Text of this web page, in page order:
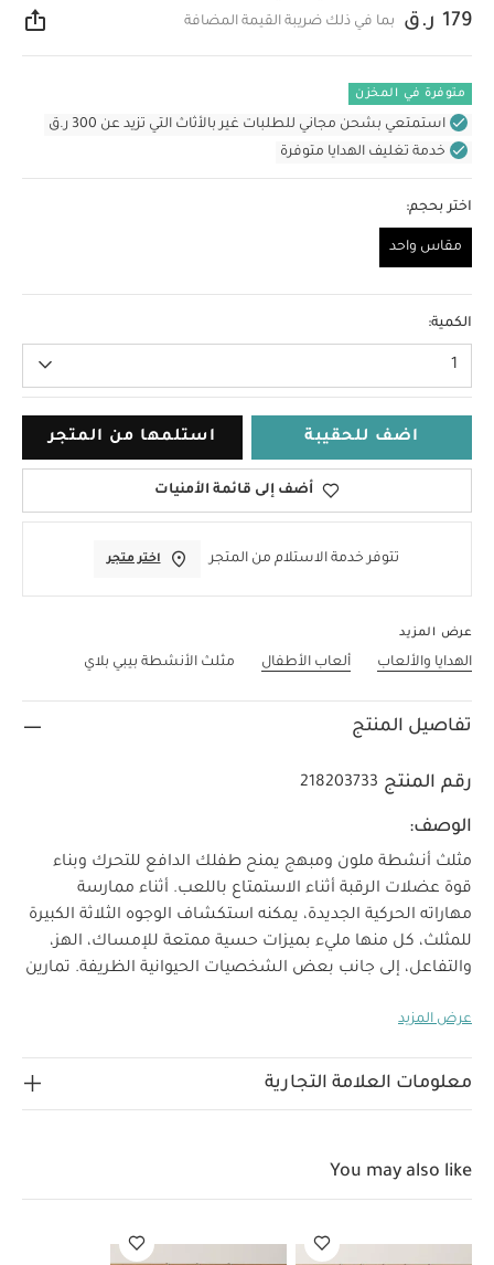
179 ر.ق بما في ذلك ضريبة القيمة المضافة
متوفرة في المخزن
استمتعي بشحن مجاني للطلبات غير بالأثاث التي تزيد عن 300 ر.ق
خدمة تغليف الهدايا متوفرة
اختر بحجم:
مقاس واحد
الكمية:
1
اضف للحقيبة استلمها من المتجر
أضف إلى قائمة الأمنيات
تتوفر خدمة الاستلام من المتجر اختر متجر
عرض المزيد
الهدايا والألعاب ألعاب الأطفال مثلث الأنشطة بيبي بلاي
تفاصيل المنتج
رقم المنتج 218203733
الوصف:
مثلث أنشطة ملون ومبهج يمنح طفلك الدافع للتحرك وبناء
قوة عضلات الرقبة أثناء الاستمتاع باللعب. أثناء ممارسة
مهاراته الحركية الجديدة، يمكنه استكشاف الوجوه الثلاثة الكبيرة
للمثلث، كل منها مليء بميزات حسية ممتعة للإمساك، الهز،
والتفاعل، إلى جانب بعض الشخصيات الحيوانية الظريفة. تمارين
الطفل. مثلث النشاط هذا مثالي لجعل هذا النشاط الأساسي
الطفل عليه أثناء تمارين البطن، وفي الوقت نفسه خفيف بما
الاختباء، طائر يصدر صوت صرير، عضاضة، وفرس نهر مخفي.
قماش ناعم جدًا ولطيف على البشرة الحساسة
عرض المزيد
معلومات العلامة التجارية
You may also like